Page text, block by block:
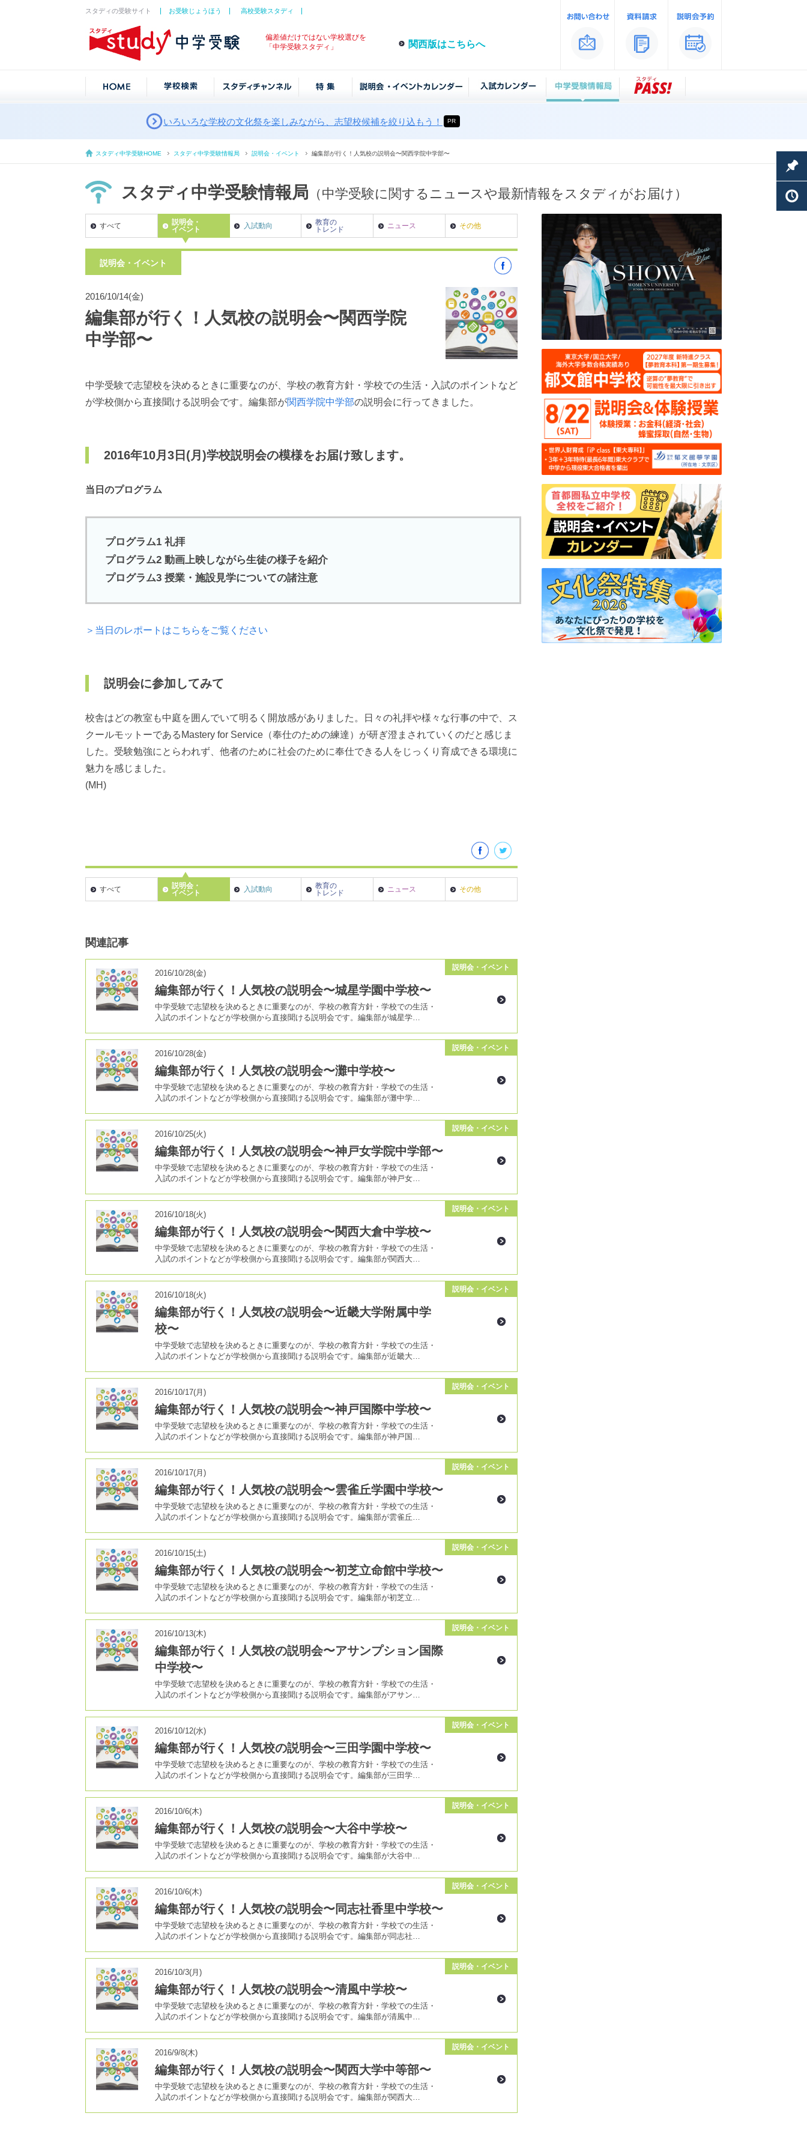
スタディの受験サイト お受験じょうほう 高校受験スタディ
偏差値だけではない学校選びを
「中学受験スタディ」
関西版はこちらへ
いろいろな学校の文化祭を楽しみながら、志望校候補を絞り込もう！ PR
スタディ中学受験HOME スタディ中学受験情報局 説明会・イベント 編集部が行く！人気校の説明会〜関西学院中学部〜
スタディ中学受験情報局 （中学受験に関するニュースや最新情報をスタディがお届け）
すべて
説明会・
イベント
入試動向
教育の
トレンド
ニュース その他
説明会・イベント
2016/10/14(金)
編集部が行く！人気校の説明会〜関西学院
中学部〜
中学受験で志望校を決めるときに重要なのが、学校の教育方針・学校での生活・入試のポイントなど
が学校側から直接聞ける説明会です。編集部が関西学院中学部の説明会に行ってきました。
2016年10月3日(月)学校説明会の模様をお届け致します。
当日のプログラム
プログラム1 礼拝
プログラム2 動画上映しながら生徒の様子を紹介
プログラム3 授業・施設見学についての諸注意
＞当日のレポートはこちらをご覧ください
説明会に参加してみて
校舎はどの教室も中庭を囲んでいて明るく開放感がありました。日々の礼拝や様々な行事の中で、ス
クールモットーであるMastery for Service（奉仕のための練達）が研ぎ澄まされていくのだと感じま
した。受験勉強にとらわれず、他者のために社会のために奉仕できる人をじっくり育成できる環境に
魅力を感じました。
(MH)
すべて
説明会・
イベント
入試動向
教育の
トレンド
ニュース その他
関連記事
説明会・イベント
2016/10/28(金)
編集部が行く！人気校の説明会〜城星学園中学校〜
中学受験で志望校を決めるときに重要なのが、学校の教育方針・学校での生活・
入試のポイントなどが学校側から直接聞ける説明会です。編集部が城星学…
説明会・イベント
2016/10/28(金)
編集部が行く！人気校の説明会〜灘中学校〜
中学受験で志望校を決めるときに重要なのが、学校の教育方針・学校での生活・
入試のポイントなどが学校側から直接聞ける説明会です。編集部が灘中学…
説明会・イベント
2016/10/25(火)
編集部が行く！人気校の説明会〜神戸女学院中学部〜
中学受験で志望校を決めるときに重要なのが、学校の教育方針・学校での生活・
入試のポイントなどが学校側から直接聞ける説明会です。編集部が神戸女…
説明会・イベント
2016/10/18(火)
編集部が行く！人気校の説明会〜関西大倉中学校〜
中学受験で志望校を決めるときに重要なのが、学校の教育方針・学校での生活・
入試のポイントなどが学校側から直接聞ける説明会です。編集部が関西大…
説明会・イベント
2016/10/18(火)
編集部が行く！人気校の説明会〜近畿大学附属中学
校〜
中学受験で志望校を決めるときに重要なのが、学校の教育方針・学校での生活・
入試のポイントなどが学校側から直接聞ける説明会です。編集部が近畿大…
説明会・イベント
2016/10/17(月)
編集部が行く！人気校の説明会〜神戸国際中学校〜
中学受験で志望校を決めるときに重要なのが、学校の教育方針・学校での生活・
入試のポイントなどが学校側から直接聞ける説明会です。編集部が神戸国…
説明会・イベント
2016/10/17(月)
編集部が行く！人気校の説明会〜雲雀丘学園中学校〜
中学受験で志望校を決めるときに重要なのが、学校の教育方針・学校での生活・
入試のポイントなどが学校側から直接聞ける説明会です。編集部が雲雀丘…
説明会・イベント
2016/10/15(土)
編集部が行く！人気校の説明会〜初芝立命館中学校〜
中学受験で志望校を決めるときに重要なのが、学校の教育方針・学校での生活・
入試のポイントなどが学校側から直接聞ける説明会です。編集部が初芝立…
説明会・イベント
2016/10/13(木)
編集部が行く！人気校の説明会〜アサンプション国際
中学校〜
中学受験で志望校を決めるときに重要なのが、学校の教育方針・学校での生活・
入試のポイントなどが学校側から直接聞ける説明会です。編集部がアサン…
説明会・イベント
2016/10/12(水)
編集部が行く！人気校の説明会〜三田学園中学校〜
中学受験で志望校を決めるときに重要なのが、学校の教育方針・学校での生活・
入試のポイントなどが学校側から直接聞ける説明会です。編集部が三田学…
説明会・イベント
2016/10/6(木)
編集部が行く！人気校の説明会〜大谷中学校〜
中学受験で志望校を決めるときに重要なのが、学校の教育方針・学校での生活・
入試のポイントなどが学校側から直接聞ける説明会です。編集部が大谷中…
説明会・イベント
2016/10/6(木)
編集部が行く！人気校の説明会〜同志社香里中学校〜
中学受験で志望校を決めるときに重要なのが、学校の教育方針・学校での生活・
入試のポイントなどが学校側から直接聞ける説明会です。編集部が同志社…
説明会・イベント
2016/10/3(月)
編集部が行く！人気校の説明会〜清風中学校〜
中学受験で志望校を決めるときに重要なのが、学校の教育方針・学校での生活・
入試のポイントなどが学校側から直接聞ける説明会です。編集部が清風中…
説明会・イベント
2016/9/8(木)
編集部が行く！人気校の説明会〜関西大学中等部〜
中学受験で志望校を決めるときに重要なのが、学校の教育方針・学校での生活・
入試のポイントなどが学校側から直接聞ける説明会です。編集部が関西大…